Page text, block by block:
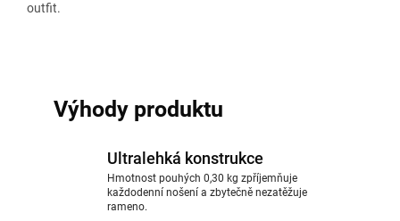
outfit.
Výhody produktu
Ultralehká konstrukce
Hmotnost pouhých 0,30 kg zpříjemňuje
každodenní nošení a zbytečně nezatěžuje
rameno.